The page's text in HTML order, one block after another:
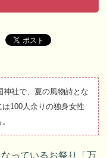
神社で、夏の風物詩とな
100人余りの独身女性
っているお祭り「万